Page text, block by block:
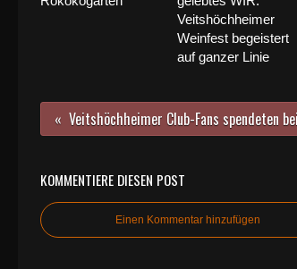
Veitshöchheimer
Weinfest begeistert
auf ganzer Linie
KOMMENTIERE DIESEN POST
Einen Kommentar hinzufügen